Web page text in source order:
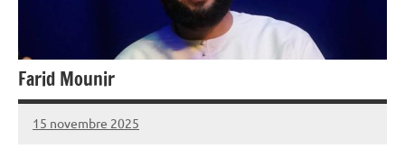
Farid Mounir
15 novembre 2025
prieres